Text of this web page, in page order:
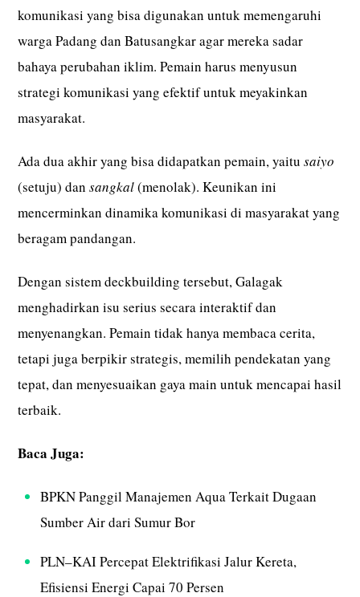
komunikasi yang bisa digunakan untuk memengaruhi
warga Padang dan Batusangkar agar mereka sadar
bahaya perubahan iklim. Pemain harus menyusun
strategi komunikasi yang efektif untuk meyakinkan
masyarakat.
Ada dua akhir yang bisa didapatkan pemain, yaitusaiyo
(setuju) dansangkal(menolak). Keunikan ini
mencerminkan dinamika komunikasi di masyarakat yang
beragam pandangan.
Dengan sistem deckbuilding tersebut, Galagak
menghadirkan isu serius secara interaktif dan
menyenangkan. Pemain tidak hanya membaca cerita,
tetapi juga berpikir strategis, memilih pendekatan yang
tepat, dan menyesuaikan gaya main untuk mencapai hasil
terbaik.
Baca Juga:
BPKN Panggil Manajemen Aqua Terkait Dugaan
Sumber Air dari Sumur Bor
PLN–KAI Percepat Elektrifikasi Jalur Kereta,
Efisiensi Energi Capai 70 Persen